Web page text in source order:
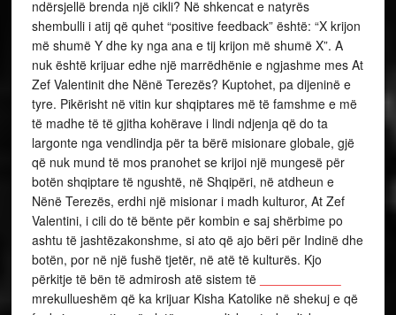
ndërsjellë brenda një cikli? Në shkencat e natyrës
shembulli i atij që quhet “positive feedback” është: “X krijon
më shumë Y dhe ky nga ana e tij krijon më shumë X”. A
nuk është krijuar edhe një marrëdhënie e ngjashme mes At
Zef Valentinit dhe Nënë Terezës? Kuptohet, pa dijeninë e
tyre. Pikërisht në vitin kur shqiptares më të famshme e më
të madhe të të gjitha kohërave i lindi ndjenja që do ta
largonte nga vendlindja për ta bërë misionare globale, gjë
që nuk mund të mos pranohet se krijoi një mungesë për
botën shqiptare të ngushtë, në Shqipëri, në atdheun e
Nënë Terezës, erdhi një misionar i madh kulturor, At Zef
Valentini, i cili do të bënte për kombin e saj shërbime po
ashtu të jashtëzakonshme, si ato që ajo bëri për Indinë dhe
botën, por në një fushë tjetër, në atë të kulturës. Kjo
përkitje të bën të admirosh atë sistem të
mrekullueshëm që ka krijuar Kisha Katolike në shekuj e që